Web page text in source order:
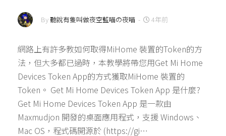
By聽說有隻叫做夜空藍喵の夜喵 - 4年前
網路上有許多教如何取得MiHome 裝置的Token的方
法，但大多都已過時，本教學將帶您用Get Mi Home
Devices Token App的方式獲取MiHome 裝置的
Token。 Get Mi Home Devices Token App 是什麼?
Get Mi Home Devices Token App 是一款由
Maxmudjon 開發的桌面應用程式，支援 Windows、
Mac OS，程式碼開源於 (https://gi…